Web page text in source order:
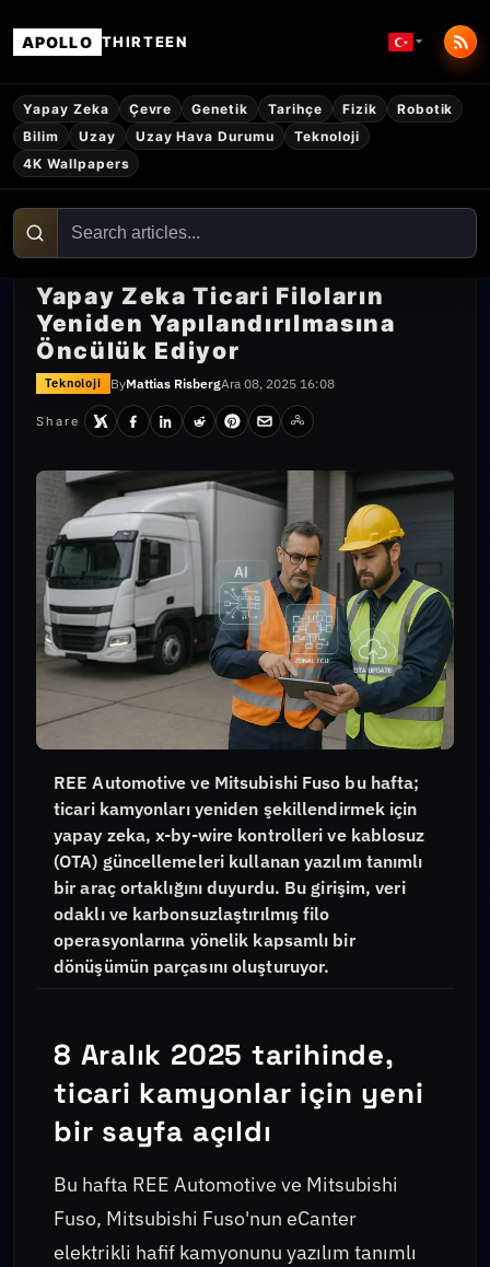
APOLLO THIRTEEN
Yapay Zeka Çevre Genetik Tarihçe Fizik
Robotik
Bilim
Uzay Uzay Hava Durumu
Teknoloji
4K Wallpapers
Yapay Zeka Ticari Filoların
Yeniden Yapılandırılmasına
Öncülük Ediyor
Teknoloji ByMattias RisbergAra 08, 2025 16:08
Share
REE Automotive ve Mitsubishi Fuso bu hafta;
ticari kamyonları yeniden şekillendirmek için
yapay zeka, x-by-wire kontrolleri ve kablosuz
(OTA) güncellemeleri kullanan yazılım tanımlı
bir araç ortaklığını duyurdu. Bu girişim, veri
odaklı ve karbonsuzlaştırılmış filo
operasyonlarına yönelik kapsamlı bir
dönüşümün parçasını oluşturuyor.
8 Aralık 2025 tarihinde,
ticari kamyonlar için yeni
bir sayfa açıldı
Bu hafta REE Automotive ve Mitsubishi
Fuso, Mitsubishi Fuso'nun eCanter
elektrikli hafif kamyonunu yazılım tanımlı